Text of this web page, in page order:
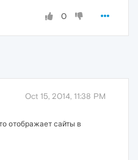
0
Oct 15, 2014, 11:38 PM
отображает сайты в